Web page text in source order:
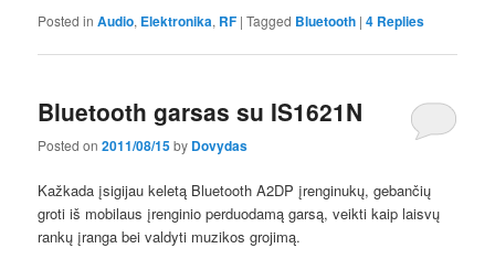
Posted in Audio, Elektronika, RF |Tagged Bluetooth |4 Replies
Bluetooth garsas su IS1621N
Posted on2011/08/15by Dovydas
Kažkada įsigijau keletą Bluetooth A2DP įrenginukų, gebančių
groti iš mobilaus įrenginio perduodamą garsą, veikti kaip laisvų
rankų įranga bei valdyti muzikos grojimą.